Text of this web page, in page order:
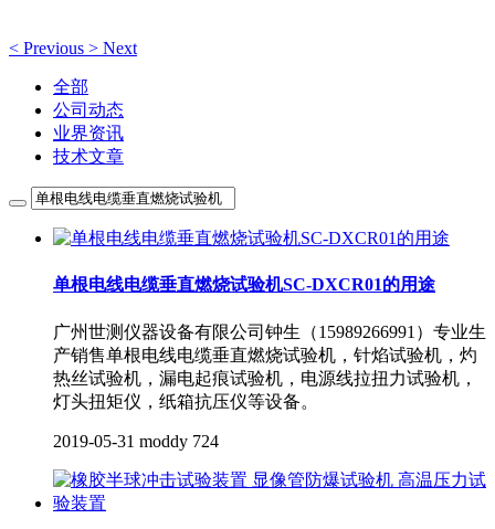
< Previous > Next
全部
公司动态
业界资讯
技术文章
单根电线电缆垂直燃烧试验机SC-DXCR01的用途
广州世测仪器设备有限公司钟生（15989266991）专业生
产销售单根电线电缆垂直燃烧试验机，针焰试验机，灼
热丝试验机，漏电起痕试验机，电源线拉扭力试验机，
灯头扭矩仪，纸箱抗压仪等设备。
2019-05-31 moddy 724